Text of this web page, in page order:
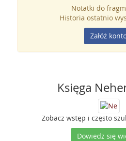
Notatki do
Historia ostatnio
Załóż
Księga
Zobacz wstęp i często
Dowiedz się